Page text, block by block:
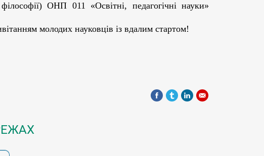
ОНП 011 «Освітні, педагогічні науки»
молодих науковців із вдалим стартом!